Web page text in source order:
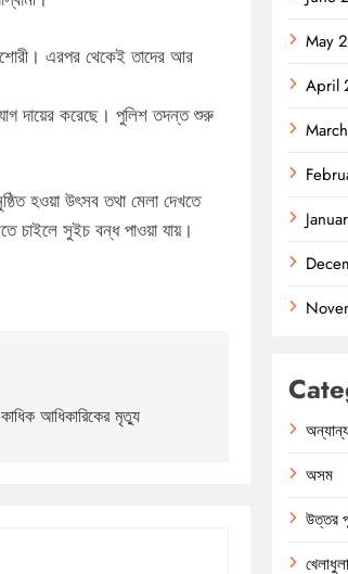
এরপর থেকেই তাদের আর
দায়ের করেছে। পুলিশ তদন্ত শুরু
হওয়া উৎসব তথা মেলা দেখতে
চাইলে সুইচ বন্ধ পাওয়া যায়।
আধিকারিকের মৃত্যু
May
April
অসম
উত্তর
খেলাধুলা